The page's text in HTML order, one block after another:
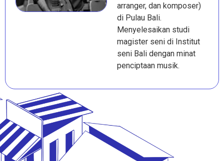
arranger, dan komposer)
di Pulau Bali.
Menyelesaikan studi
magister seni di Institut
seni Bali dengan minat
penciptaan musik.